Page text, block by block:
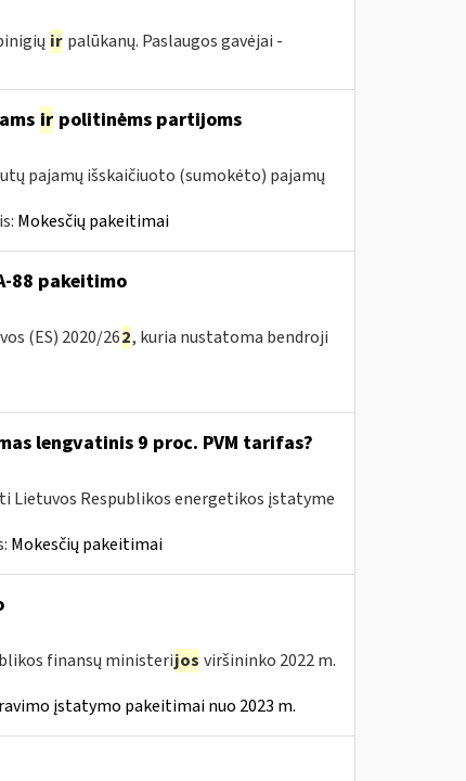
ir palūkanų. Paslaugos gavėjai -
irpolitinėms partijoms
pajamų išskaičiuoto (sumokėto) pajamų
Mokesčių pakeitimai
88 pakeitimo
(ES) 2020/262, kuria nustatoma bendroji
lengvatinis 9 proc. PVM tarifas?
Lietuvos Respublikos energetikos įstatyme
Mokesčių pakeitimai
finansų ministerijos viršininko 2022 m.
įstatymo pakeitimai nuo 2023 m.